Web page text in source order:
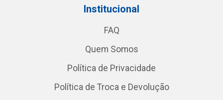
Institucional
FAQ
Quem Somos
Política de Privacidade
Política de Troca e Devolução